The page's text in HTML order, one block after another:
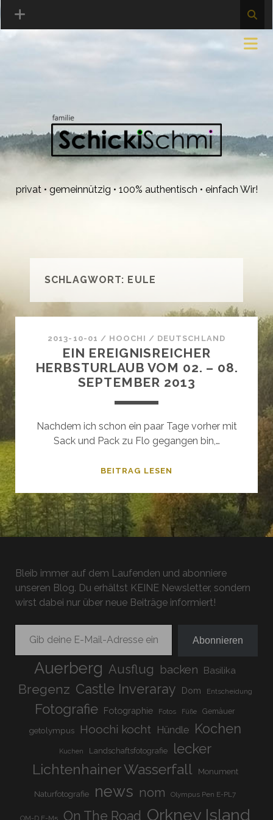
privat • gemeinnützig • 100% authentisch • einfach Wir!
SCHLAGWORT: EULE
2013-10-01 / HOOCHI / DEUTSCHLAND
EIN EREIGNISREICHER
HERBSTURLAUB VOM 02. – 08.
SEPTEMBER 2013
Nachdem ich schon ein paar Tage vorher mit
Sack und Pack zu Flo gegangen bin,…
BEITRAG LESEN
HERBSTURLAUB
VOM
02.
SEPTEMBER
2013
Bleib immer auf dem Laufenden und abonniere
unseren Blog. Du erhältst KEINE Newsletter, sondern
wirst dabei nur über neue Beiträge informiert!
Gib deine E-Mail-Adresse ein ...
Abonnieren
Auerberg Ausflug backen Basilika
Bregenz Castle Inveraray Dom Entscheidung
Fotografie Fotographie Fotos Füße Gemäuer
getolympus Hoochi kocht Hündle Kochen
Kuchen Landschaftsfotografie lecker
Lichtenhainer Wasserfall Monument
Naturfotografie news nom Olympus Pen E-PL7
OM-D E-M5 On The Road Orkney Island